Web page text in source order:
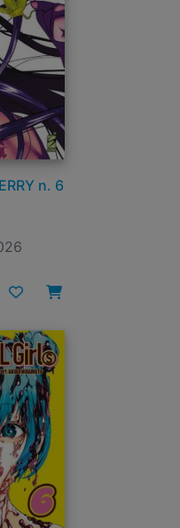
n. 6